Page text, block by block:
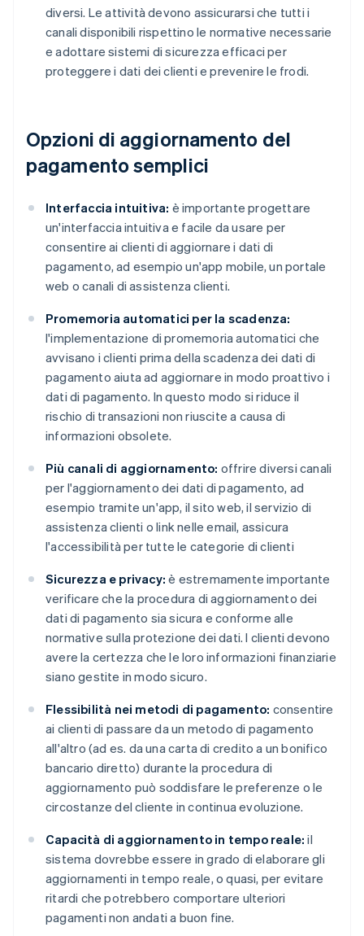
diversi. Le attività devono assicurarsi che tutti i
canali disponibili rispettino le normative necessarie
e adottare sistemi di sicurezza efficaci per
proteggere i dati dei clienti e prevenire le frodi.
Opzioni di aggiornamento del
pagamento semplici
Interfaccia intuitiva: è importante progettare
un'interfaccia intuitiva e facile da usare per
consentire ai clienti di aggiornare i dati di
pagamento, ad esempio un'app mobile, un portale
web o canali di assistenza clienti.
Promemoria automatici per la scadenza:
l'implementazione di promemoria automatici che
avvisano i clienti prima della scadenza dei dati di
pagamento aiuta ad aggiornare in modo proattivo i
dati di pagamento. In questo modo si riduce il
rischio di transazioni non riuscite a causa di
informazioni obsolete.
Più canali di aggiornamento: offrire diversi canali
per l'aggiornamento dei dati di pagamento, ad
esempio tramite un'app, il sito web, il servizio di
assistenza clienti o link nelle email, assicura
l'accessibilità per tutte le categorie di clienti
Sicurezza e privacy: è estremamente importante
verificare che la procedura di aggiornamento dei
dati di pagamento sia sicura e conforme alle
normative sulla protezione dei dati. I clienti devono
avere la certezza che le loro informazioni finanziarie
siano gestite in modo sicuro.
Flessibilità nei metodi di pagamento: consentire
ai clienti di passare da un metodo di pagamento
all'altro (ad es. da una carta di credito a un bonifico
bancario diretto) durante la procedura di
aggiornamento può soddisfare le preferenze o le
circostanze del cliente in continua evoluzione.
Capacità di aggiornamento in tempo reale: il
sistema dovrebbe essere in grado di elaborare gli
aggiornamenti in tempo reale, o quasi, per evitare
ritardi che potrebbero comportare ulteriori
pagamenti non andati a buon fine.